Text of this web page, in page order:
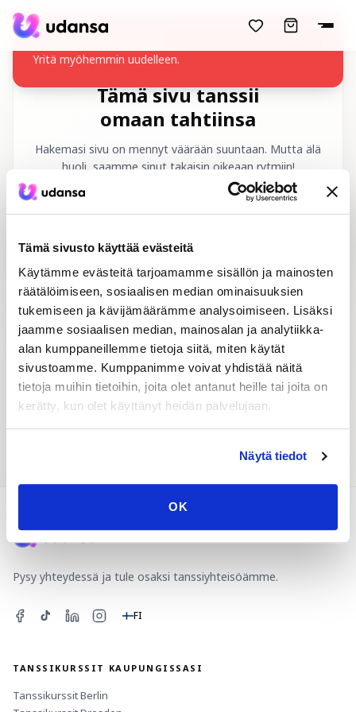
Tämä sivusto käyttää evästeitä
Käytämme evästeitä tarjoamamme sisällön ja mainosten
räätälöimiseen, sosiaalisen median ominaisuuksien
tukemiseen ja kävijämäärämme analysoimiseen. Lisäksi
jaamme sosiaalisen median, mainosalan ja analytiikka-
alan kumppaneillemme tietoja siitä, miten käytät
sivustoamme. Kumppanimme voivat yhdistää näitä
tietoja muihin tietoihin, joita olet antanut heille tai joita on
kerätty, kun olet käyttänyt heidän palvelujaan.
Näytä tiedot
OK
accessibility.skipToMainContent
Kurssia ei voitu ladata
Yritä myöhemmin uudelleen.
Tämä sivu tanssii
omaan tahtiinsa
Hakemasi sivu on mennyt väärään suuntaan. Mutta älä
huoli, saamme sinut takaisin oikeaan rytmiin!
Tanssikurssit
Pysy yhteydessä ja tule osaksi tanssiyhteisöämme.
FI
TANSSIKURSSIT KAUPUNGISSASI
TanssikurssitBerlin